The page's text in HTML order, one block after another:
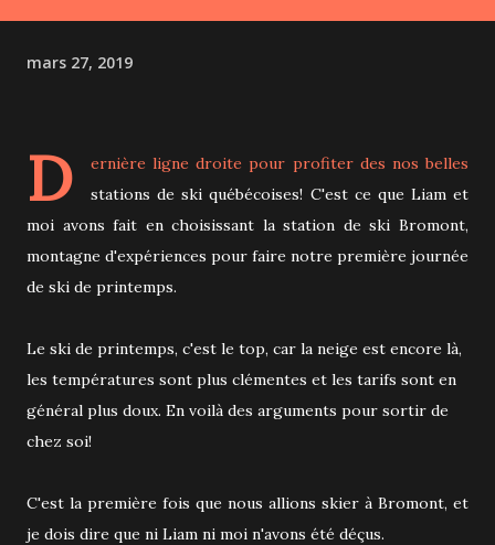
mars 27, 2019
D
ernière ligne droite pour profiter des nos belles
stations de ski québécoises! C'est ce que Liam et
moi avons fait en choisissant la station de ski Bromont,
montagne d'expériences pour faire notre première journée
de ski de printemps.
Le ski de printemps, c'est le top, car la neige est encore là,
les températures sont plus clémentes et les tarifs sont en
général plus doux. En voilà des arguments pour sortir de
chez soi!
C'est la première fois que nous allions skier à Bromont, et
je dois dire que ni Liam ni moi n'avons été déçus.